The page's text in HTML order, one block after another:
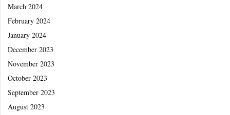
March 2024
February 2024
January 2024
December 2023
November 2023
October 2023
September 2023
August 2023